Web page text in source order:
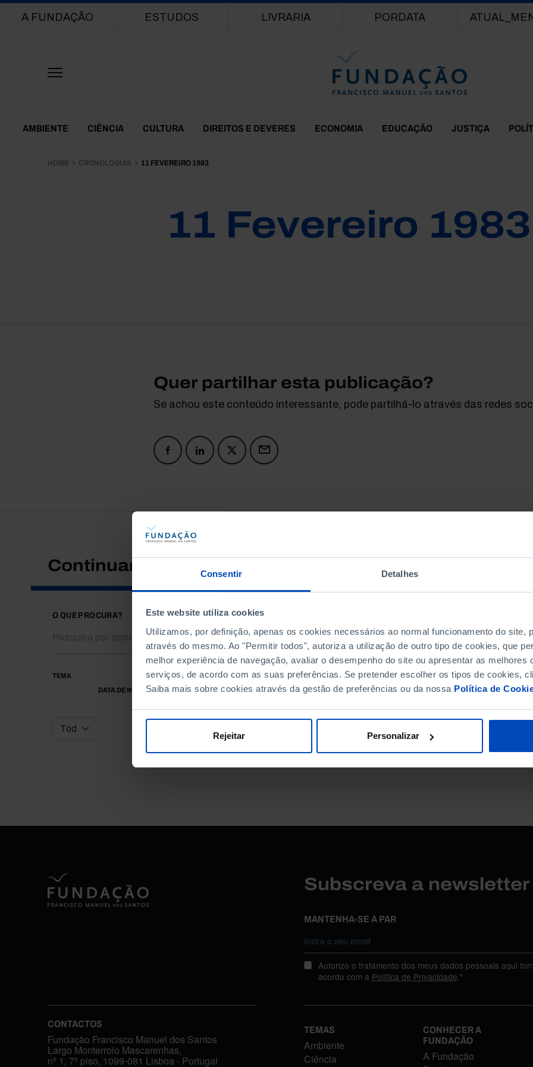
Consentir Detalhes
Este website utiliza cookies
Utilizamos, por definição, apenas os cookies necessários ao normal funcionamento do site,
através do mesmo. Ao "Permitir todos", autoriza a utilização de outro tipo de cookies, que
melhor experiência de navegação, avaliar o desempenho do site ou apresentar as melhores
serviços, de acordo com as suas preferências. Se pretender escolher os tipos de cookies,
Saiba mais sobre cookies através da gestão de preferências ou da nossa Política de
Rejeitar Personalizar
Main navigation
A FUNDAÇÃO ESTUDOS LIVRARIA PORDATA
Themes Menu
AMBIENTE CIÊNCIA CULTURA DIREITOS E DEVERES ECONOMIA EDUCAÇÃO JUSTIÇA
HOME CRONOLOGIAS 11 FEVEREIRO 1983
11 Fevereiro 1983
Quer partilhar esta publicação?
Se achou este conteúdo interessante, pode partilhá-lo através das redes
Continuar a pesquisar
O QUE PROCURA?
TEMA
DATA DE INÍCIO
DATA DE FIM
Subscreva a
MANTENHA-SE A PAR
Autorizo o tratamento dos meus dados pessoais aqui
acordo com a Política de Privacidade.*
CONTACTOS
Fundação Francisco Manuel dos Santos
Largo Monterroio Mascarenhas,
nº 1, 7º piso, 1099-081 Lisboa - Portugal
TEMAS
Ambiente
Ciência
CONHECER A
FUNDAÇÃO
A Fundação